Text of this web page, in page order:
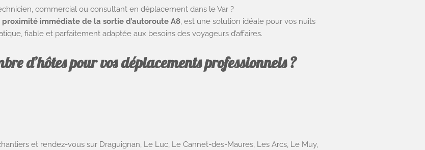
commercial ou consultant en déplacement dans le Var ?
proximité immédiate de la sortie d’autoroute A8, est une solution idéale pour vos nuits
fiable et parfaitement adaptée aux besoins des voyageurs d’affaires.
d’hôtes pour vos déplacements professionnels ?
et rendez-vous sur Draguignan, Le Luc, Le Cannet-des-Maures, Les Arcs, Le Muy,